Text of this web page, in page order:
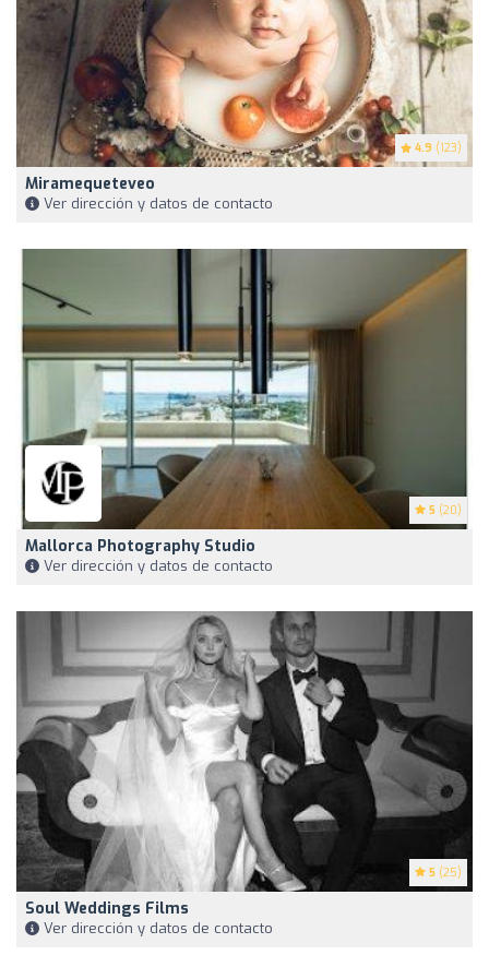
4.9 (123)
Miramequeteveo
Ver dirección y datos de contacto
5 (20)
Mallorca Photography Studio
Ver dirección y datos de contacto
5 (25)
Soul Weddings Films
Ver dirección y datos de contacto